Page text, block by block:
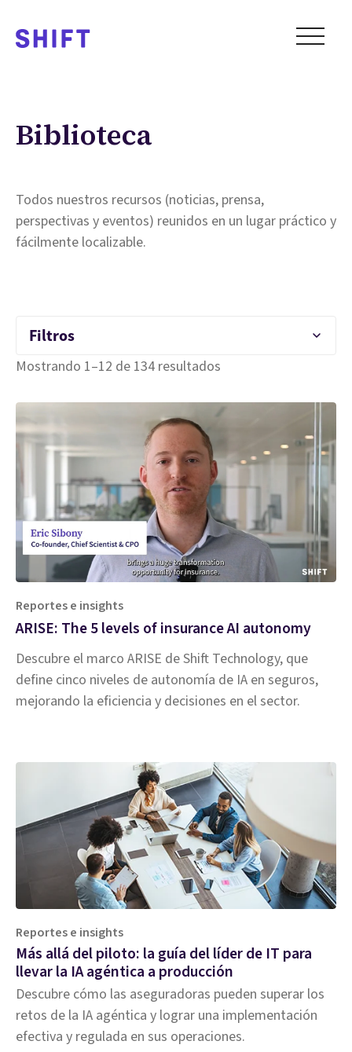
Biblioteca
Todos nuestros recursos (noticias, prensa,
perspectivas y eventos) reunidos en un lugar práctico y
fácilmente localizable.
Filtros
Mostrando 1–12 de 134 resultados
Reportes e insights
ARISE: The 5 levels of insurance AI autonomy
Descubre el marco ARISE de Shift Technology, que
define cinco niveles de autonomía de IA en seguros,
mejorando la eficiencia y decisiones en el sector.
Reportes e insights
Más allá del piloto: la guía del líder de IT para
llevar la IA agéntica a producción
Descubre cómo las aseguradoras pueden superar los
retos de la IA agéntica y lograr una implementación
efectiva y regulada en sus operaciones.